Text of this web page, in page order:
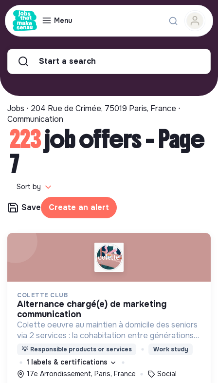
Menu
Start a search
Jobs ⋅ 204 Rue de Crimée, 75019 Paris, France ⋅
Communication
223job offers - Page
7
Sort by
Save Create an alert
COLETTE CLUB
alternance chargé(e) de marketing
communication
Colette oeuvre au maintien à domicile des seniors
via 2 services : la cohabitation entre générations
(plateforme en ligne de location de chambres) et
le Club (appli mobile communautaire pour seniors).
💡 Responsible products or services Work study
1 labels & certifications
17e Arrondissement, Paris, France
Social